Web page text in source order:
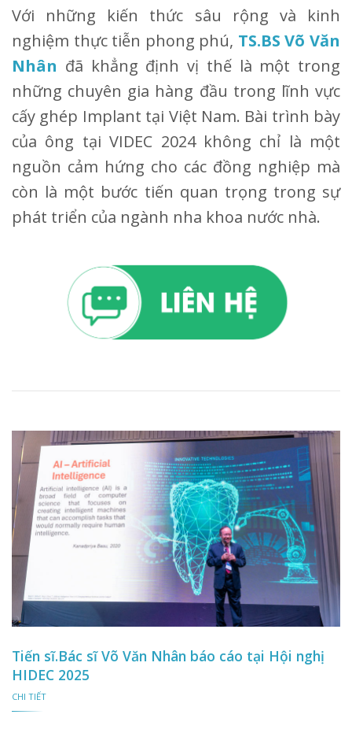
Với những kiến thức sâu rộng và kinh
nghiệm thực tiễn phong phú, TS.BS Võ Văn
Nhân đã khẳng định vị thế là một trong
những chuyên gia hàng đầu trong lĩnh vực
cấy ghép Implant tại Việt Nam. Bài trình bày
của ông tại VIDEC 2024 không chỉ là một
nguồn cảm hứng cho các đồng nghiệp mà
còn là một bước tiến quan trọng trong sự
phát triển của ngành nha khoa nước nhà.
Tiến sĩ.Bác sĩ Võ Văn Nhân báo cáo tại Hội nghị
HIDEC 2025
CHI TIẾT